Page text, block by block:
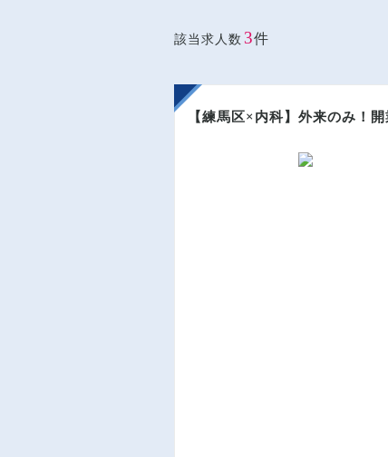
該当求人数 3件
【練馬区×内科】外来のみ！